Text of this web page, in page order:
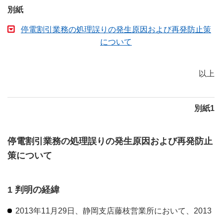
別紙
停電割引業務の処理誤りの発生原因および再発防止策
について
以上
別紙1
停電割引業務の処理誤りの発生原因および再発防止
策について
1 判明の経緯
2013年11月29日、静岡支店藤枝営業所において、2013